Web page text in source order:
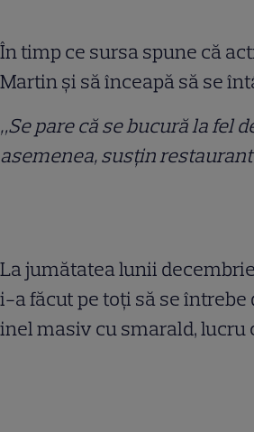
În timp ce sursa spune că
Martin și să înceapă să se
„Se pare că se bucură la fel
asemenea, susțin
La jumătatea lunii
i-a făcut pe toți să se
inel masiv cu smarald, lucru